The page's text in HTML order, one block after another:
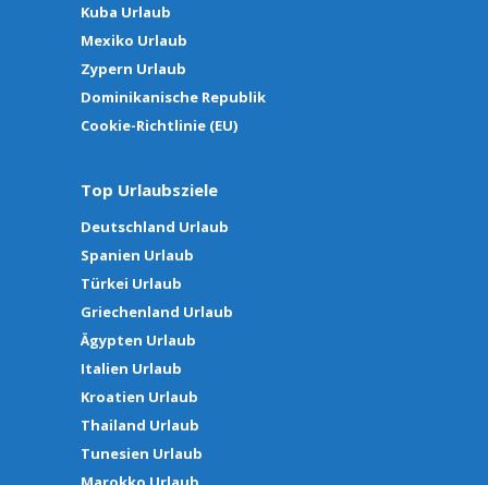
Kuba Urlaub
Mexiko Urlaub
Zypern Urlaub
Dominikanische Republik
Cookie-Richtlinie (EU)
Top Urlaubsziele
Deutschland Urlaub
Spanien Urlaub
Türkei Urlaub
Griechenland Urlaub
Ägypten Urlaub
Italien Urlaub
Kroatien Urlaub
Thailand Urlaub
Tunesien Urlaub